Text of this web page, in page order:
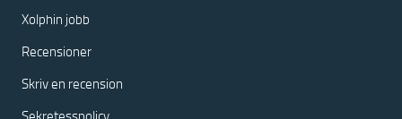
Xolphin jobb
Recensioner
Skriv en recension
Sekretesspolicy